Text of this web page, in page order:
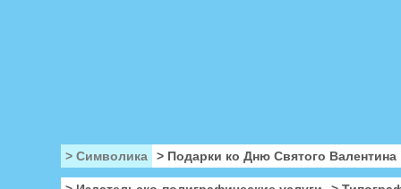
> Символика > Подарки ко Дню Святого Валентина